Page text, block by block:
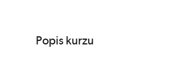
Popis kurzu